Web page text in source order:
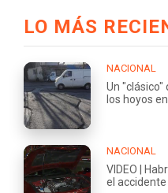
LO MÁS
NACIONAL
Un "clásico"
los hoyos
NACIONAL
VIDEO |
el